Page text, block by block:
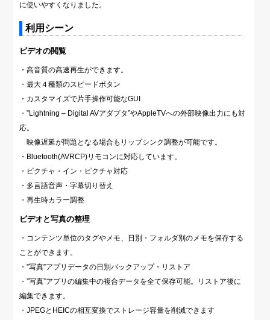
に使いやすくなりました。
利用シーン
ビデオの閲覧
・高音質の高速再生ができます。
・最大４種類のスピードボタン
・カスタマイズで片手操作可能なGUI
・”Lightning – Digital AVアダプタ”やAppleTVへの外部映像出力にも対
応。
映像遅延が問題となる場合もリップシンク調整が可能です。
・Bluetooth(AVRCP)リモコンに対応しています。
・ピクチャ・イン・ピクチャ対応
・多言語音声・字幕切り替え
・再生時カラー調整
ビデオと写真の整理
・コンテンツ単位のタグやメモ、日別・フォルダ別のメモを保存する
ことができます。
・”写真”アプリデータの日別バックアップ・リストア
・”写真”アプリの編集中の複合データを全て保存可能。リストア後に
編集できます。
・JPEGとHEICの相互変換でストレージ容量を削減できます